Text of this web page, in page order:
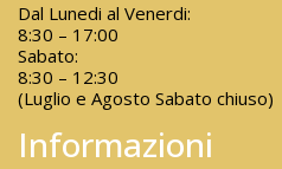
Dal Lunedi al Venerdi:
8:30 – 17:00
Sabato:
8:30 – 12:30
(Luglio e Agosto Sabato chiuso)
Informazioni